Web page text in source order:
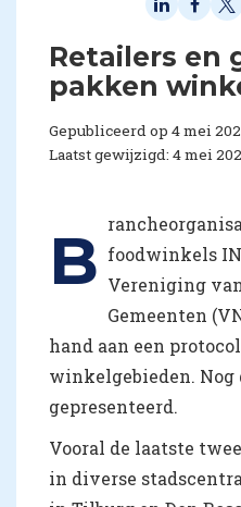
Retailers en
pakken
Gepubliceerd op 4 mei
Laatst gewijzigd: 4 mei
B foodwinkels
Vereniging
Gemeenten
hand aan een
winkelgebieden.
gepresenteerd.
Vooral de laatste
in diverse